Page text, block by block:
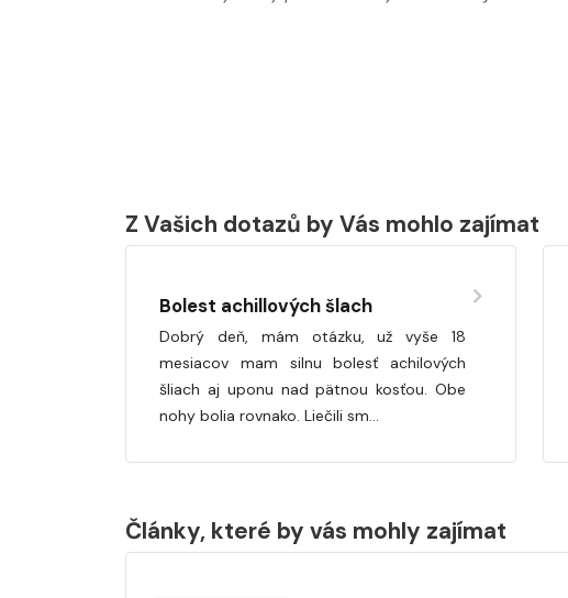
Z Vašich dotazů by Vás mohlo zajímat
Bolest achillových šlach
Dobrý deň, mám otázku, už vyše 18
mesiacov mam silnu bolesť achilových
šliach aj uponu nad pätnou kosťou. Obe
nohy bolia rovnako. Liečili sm…
Články, které by vás mohly zajímat